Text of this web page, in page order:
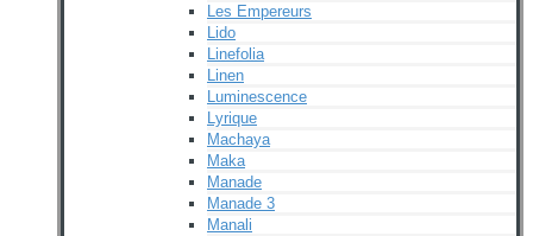
Les Empereurs
Lido
Linefolia
Linen
Luminescence
Lyrique
Machaya
Maka
Manade
Manade 3
Manali